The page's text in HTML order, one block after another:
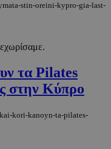
stin-oreini-kypro-gia-last-
τα Pilates
στην Κύπρο
kori-kanoyn-ta-pilates-